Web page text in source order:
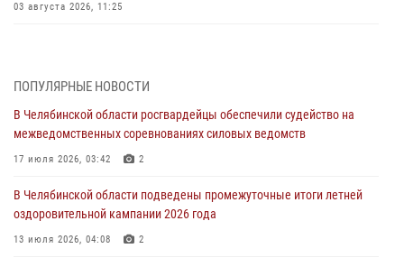
03 августа 2026, 11:25
03 августа 2026, 09:22 1
Авиация Росгвардии совершила более 250 санитарных вылетов в
Донецкой Народной Республике
31 июля 2026, 11:33
Росгвардия обеспечивает безопасность граждан на южном
направлении
31 июля 2026, 11:32
ПОПУЛЯРНЫЕ НОВОСТИ
В Челябинской области росгвардейцы обеспечили судейство на
межведомственных соревнованиях силовых ведомств
17 июля 2026, 03:42 2
В Челябинской области подведены промежуточные итоги летней
оздоровительной кампании 2026 года
13 июля 2026, 04:08 2